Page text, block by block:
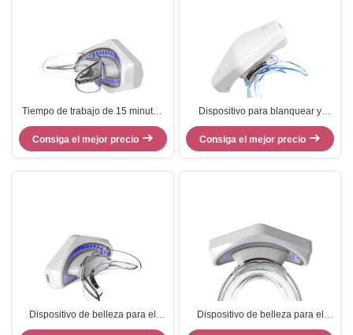
Tiempo de trabajo de 15 minutos
Blanqueamiento de dientes Luz
LED para un blanqueamiento
efectivo
Consiga el mejor precio
Dispositivo para blanquear y
proteger los dientes
Consiga el mejor precio
Dispositivo de belleza para el
hogar con función de
Dispositivo de belleza para el
hogar con potencia de 6W